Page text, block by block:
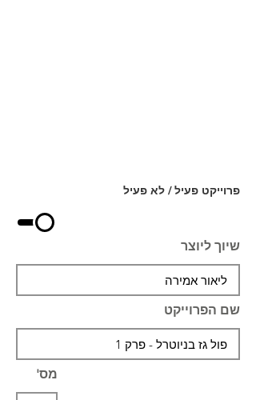
פרוייקט פעיל / לא פעיל
שיוך ליוצר
שם הפרוייקט
מס'